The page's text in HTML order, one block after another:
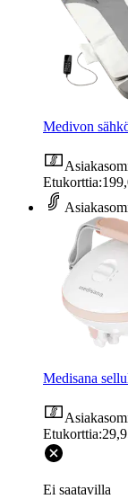
Medivon
Etukorttia:
Medisana
Etukorttia:
Ei saatavilla